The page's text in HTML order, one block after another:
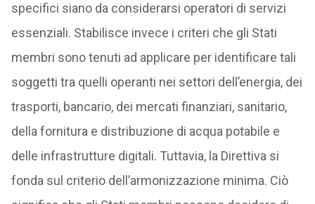
specifici siano da considerarsi operatori di servizi
essenziali. Stabilisce invece i criteri che gli Stati
membri sono tenuti ad applicare per identificare tali
soggetti tra quelli operanti nei settori dell’energia, dei
trasporti, bancario, dei mercati finanziari, sanitario,
della fornitura e distribuzione di acqua potabile e
delle infrastrutture digitali. Tuttavia, la Direttiva si
fonda sul criterio dell’armonizzazione minima. Ciò